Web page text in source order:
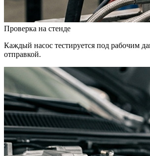
Проверка на стенде
Каждый насос тестируется под рабочим
отправкой.